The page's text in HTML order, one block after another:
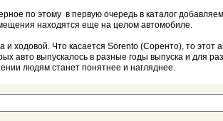
по этому в первую очередь в каталог
находятся еще на целом автомобиле.
и ходовой. Что касается Sorento (Соренто), то этот
авто выпускалось в разные годы выпуска и для
людям станет понятнее и нагляднее.